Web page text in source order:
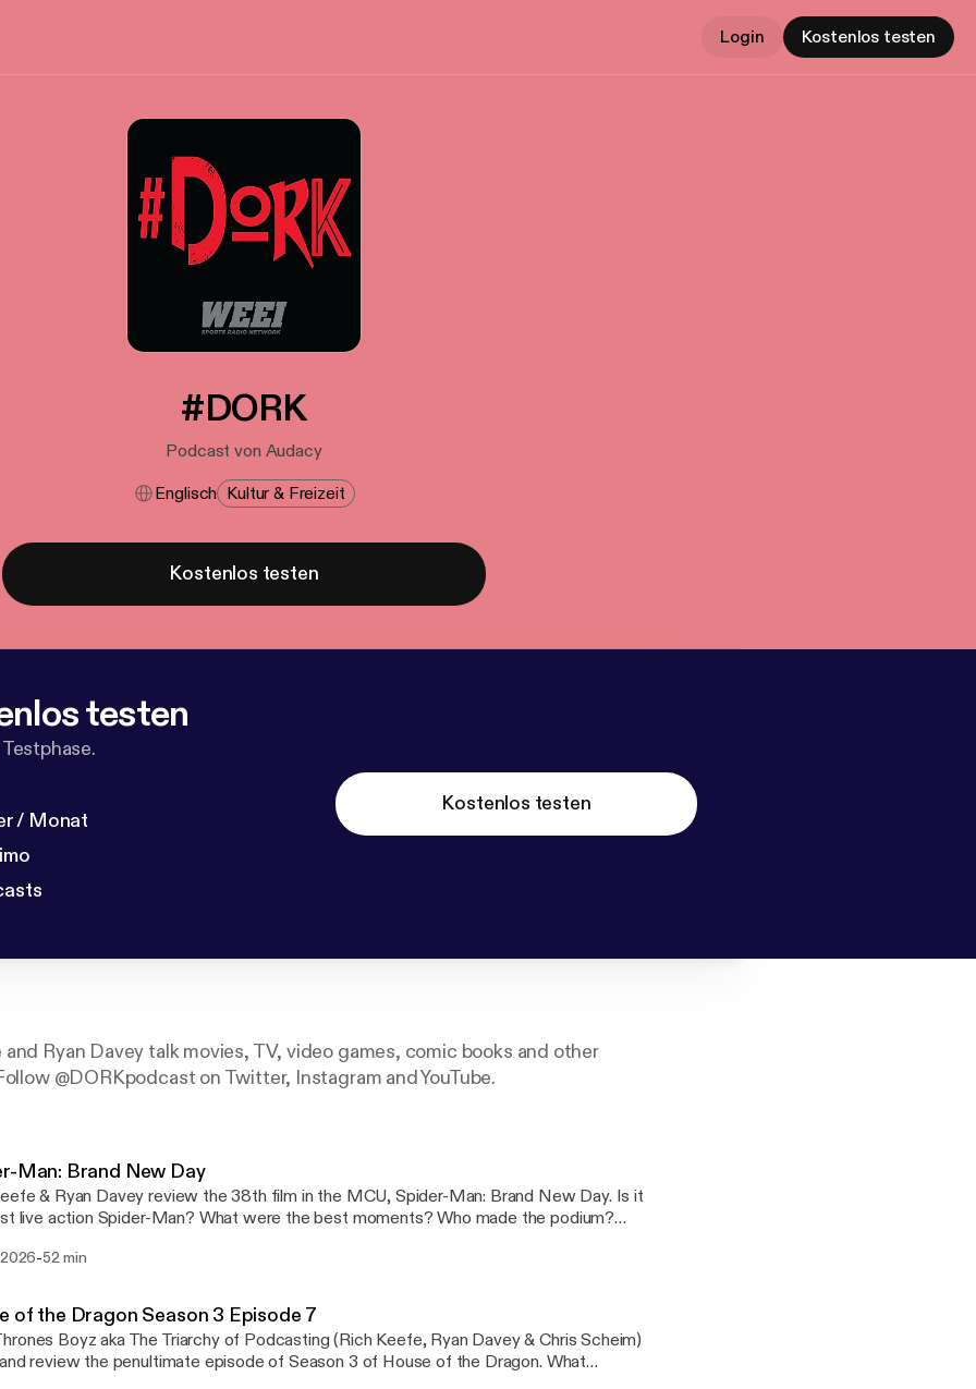
Login Kostenlos testen
#DORK
Podcast von Audacy
Englisch Kultur & Freizeit
Kostenlos testen
testen
/ Monat
Kostenlos testen
Ryan Davey talk movies, TV, video games, comic books and other
@DORKpodcast on Twitter, Instagram and YouTube.
Man: Brand New Day
& Ryan Davey review the 38th film in the MCU, Spider-Man: Brand New Day. Is it
live action Spider-Man? What were the best moments? Who made the podium?
-52 min
of the Dragon Season 3 Episode 7
Boyz aka The Triarchy of Podcasting (Rich Keefe, Ryan Davey & Chris Scheim)
review the penultimate episode of Season 3 of House of the Dragon. What